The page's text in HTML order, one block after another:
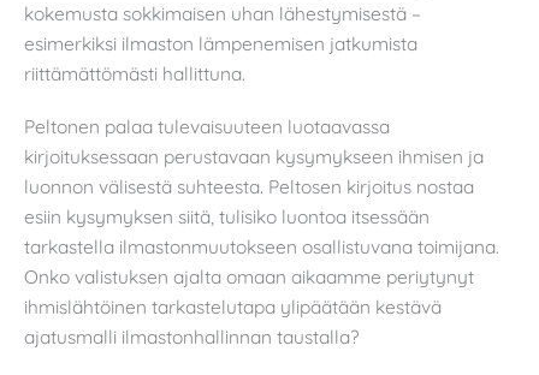
kokemusta sokkimaisen uhan lähestymisestä –
esimerkiksi ilmaston lämpenemisen jatkumista
riittämättömästi hallittuna.
Peltonen palaa tulevaisuuteen luotaavassa
kirjoituksessaan perustavaan kysymykseen ihmisen ja
luonnon välisestä suhteesta. Peltosen kirjoitus nostaa
esiin kysymyksen siitä, tulisiko luontoa itsessään
tarkastella ilmastonmuutokseen osallistuvana toimijana.
Onko valistuksen ajalta omaan aikaamme periytynyt
ihmislähtöinen tarkastelutapa ylipäätään kestävä
ajatusmalli ilmastonhallinnan taustalla?